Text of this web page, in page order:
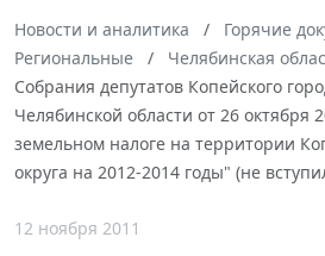
Новости и аналитика
Горячие
Региональные
Челябинская
Собрания депутатов Копейского
Челябинской области от 26 октября
земельном налоге на территории
округа на 2012-2014 годы" (не
12 ноября 2011